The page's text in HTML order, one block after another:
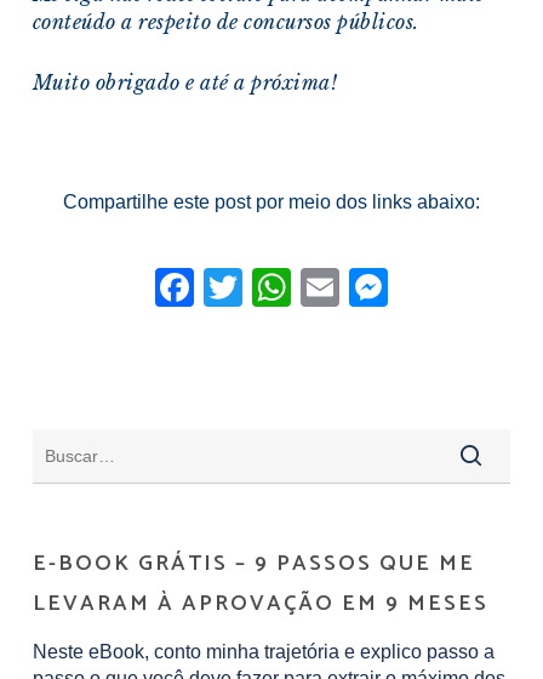
conteúdo a respeito de concursos públicos.
Muito obrigado e até a próxima!
Compartilhe este post por meio dos links abaixo:
Facebook
TwitterWhatsApp
Email
E-BOOK GRÁTIS – 9 PASSOS QUE ME
LEVARAM À APROVAÇÃO EM 9 MESES
Neste eBook, conto minha trajetória e explico passo a